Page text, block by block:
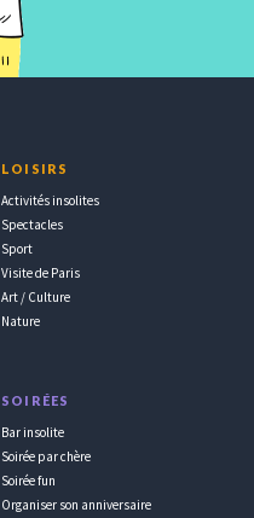
LOISIRS
Activités insolites
Spectacles
Sport
Visite de Paris
Art / Culture
Nature
SOIRÉES
Bar insolite
Soirée par chère
Soirée fun
Organiser son anniversaire